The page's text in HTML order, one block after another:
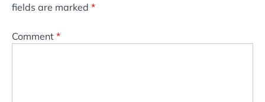
fields are marked *
Comment *